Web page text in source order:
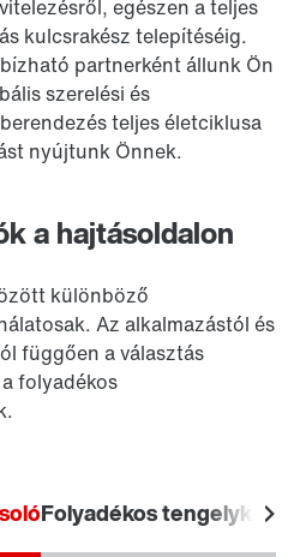
egészen a teljes
kulcsrakész telepítéséig.
partnerként állunk Ön
szerelési és
teljes életciklusa
nyújtunk Önnek.
a hajtásoldalon
különböző
Az alkalmazástól és
függően a választás
folyadékos
Folyadékos